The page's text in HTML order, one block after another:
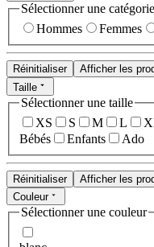
Sélectionner une catégorie
Hommes
Femmes
Réinitialiser
Afficher les
Taille
Sélectionner une taille
XS
S M L
Bébés
Enfants Ado
Réinitialiser
Afficher les
Couleur
Sélectionner une couleur